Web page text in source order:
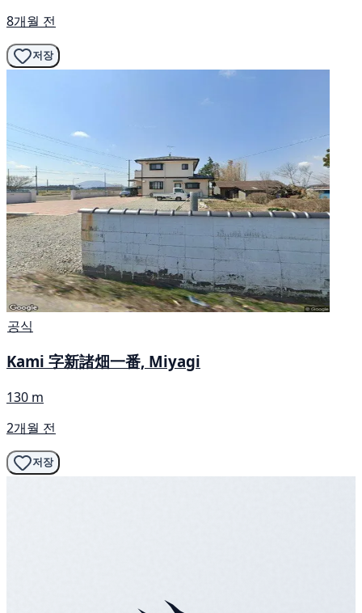
8개월 전
저장
공식
Kami 字新諸畑一番, Miyagi
130 m
2개월 전
저장